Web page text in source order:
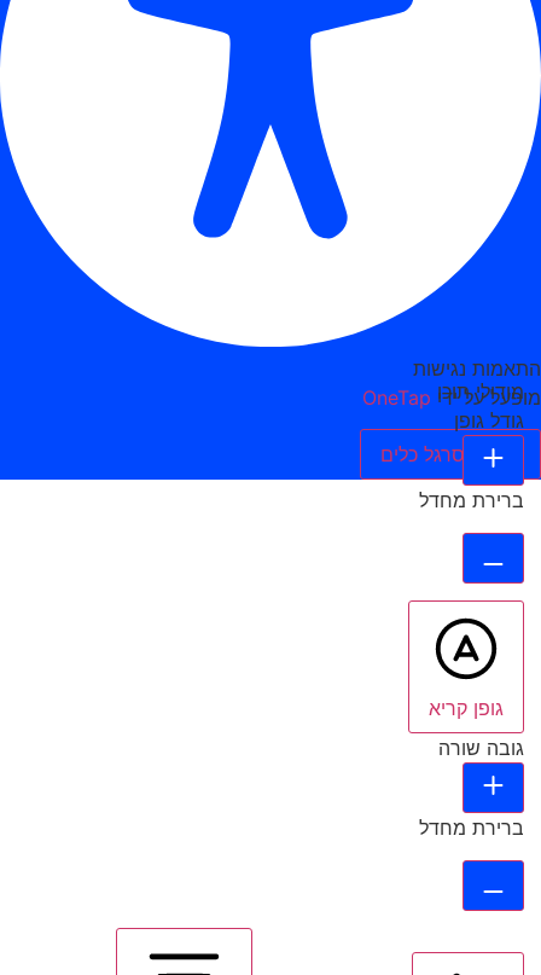
התאמות נגישות
מופעל על ידי OneTap
הסתר סרגל כלים
מודולי תוכן
גודל גופן
ברירת מחדל
גופן קריא
גובה שורה
ברירת מחדל